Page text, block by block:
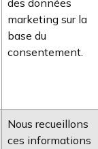
des données
marketing sur la
base du
consentement.
Nous recueillons
ces informations